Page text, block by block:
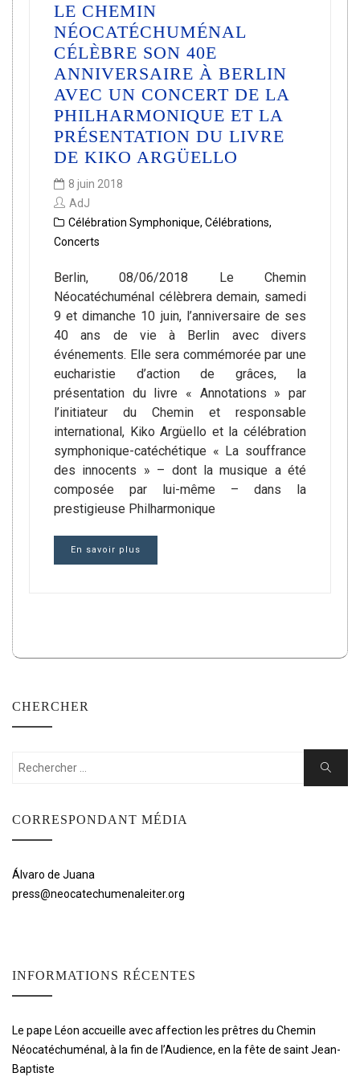
LE CHEMIN
NÉOCATÉCHUMÉNAL
CÉLÈBRE SON 40E
ANNIVERSAIRE À BERLIN
AVEC UN CONCERT DE LA
PHILHARMONIQUE ET LA
PRÉSENTATION DU LIVRE
DE KIKO ARGÜELLO
8 juin 2018
AdJ
Célébration Symphonique, Célébrations,
Concerts
Berlin, 08/06/2018 Le Chemin
Néocatéchuménal célèbrera demain, samedi
9 et dimanche 10 juin, l’anniversaire de ses
40 ans de vie à Berlin avec divers
événements. Elle sera commémorée par une
eucharistie d’action de grâces, la
présentation du livre « Annotations » par
l’initiateur du Chemin et responsable
international, Kiko Argüello et la célébration
symphonique-catéchétique « La souffrance
des innocents » – dont la musique a été
composée par lui-même – dans la
prestigieuse Philharmonique
En savoir plus
CHERCHER
Rechercher:
Chercher
CORRESPONDANT MÉDIA
Álvaro de Juana
press@neocatechumenaleiter.org
INFORMATIONS RÉCENTES
Le pape Léon accueille avec affection les prêtres du Chemin
Néocatéchuménal, à la fin de l’Audience, en la fête de saint Jean-
Baptiste